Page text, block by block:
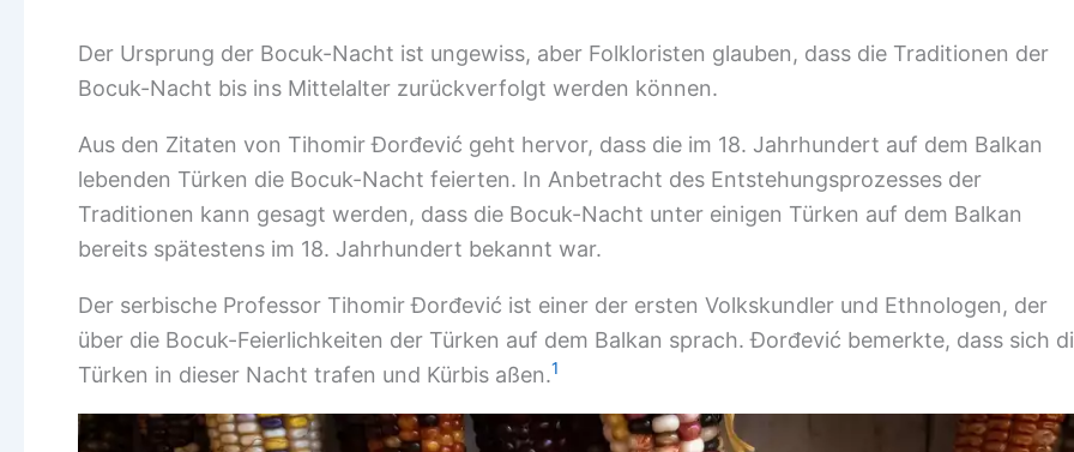
Der Ursprung der Bocuk-Nacht ist ungewiss, aber Folkloristen glauben, dass die Traditionen der
Bocuk-Nacht bis ins Mittelalter zurückverfolgt werden können.
Aus den Zitaten von Tihomir Đorđević geht hervor, dass die im 18. Jahrhundert auf dem Balkan
lebenden Türken die Bocuk-Nacht feierten. In Anbetracht des Entstehungsprozesses der
Traditionen kann gesagt werden, dass die Bocuk-Nacht unter einigen Türken auf dem Balkan
bereits spätestens im 18. Jahrhundert bekannt war.
Der serbische Professor Tihomir Đorđević ist einer der ersten Volkskundler und Ethnologen, der
über die Bocuk-Feierlichkeiten der Türken auf dem Balkan sprach. Đorđević bemerkte, dass sich
Türken in dieser Nacht trafen und Kürbis aßen.1